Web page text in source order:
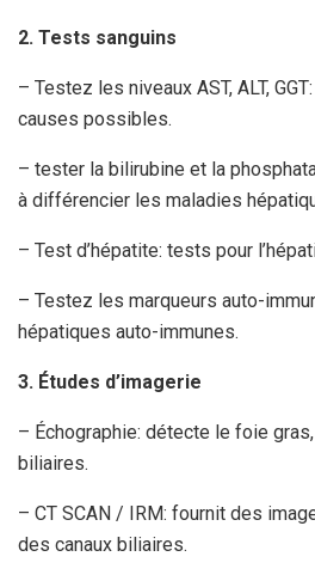
2. Tests sanguins
– Testez les niveaux AST, ALT,
causes possibles.
– tester la bilirubine et la
à différencier les maladies
– Test d’hépatite: tests pour
– Testez les marqueurs auto-
hépatiques auto-immunes.
3. Études d’imagerie
– Échographie: détecte le foie
biliaires.
– CT SCAN / IRM: fournit des
des canaux biliaires.